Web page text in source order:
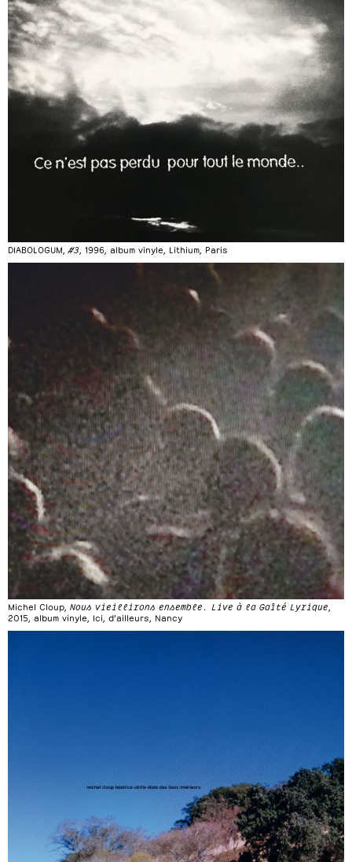
DIABOLOGUM, #3 , 1996, album vinyle, Lithium, Paris
Michel Cloup, Nous vieillirons ensemble. Live à la Gaîté Lyrique
2015, album vinyle, Ici, d’ailleurs, Nancy